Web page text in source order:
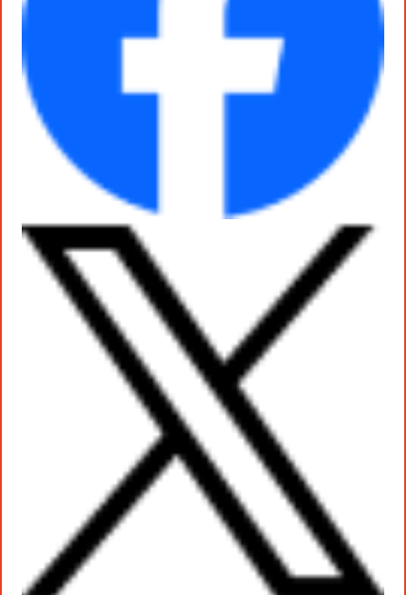
PR
グループ会社